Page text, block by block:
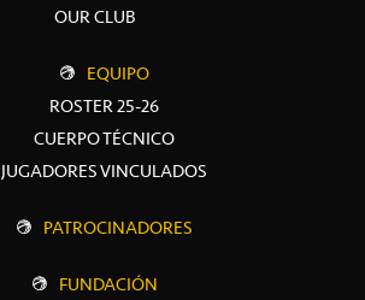
OUR CLUB
EQUIPO
ROSTER 25-26
CUERPO TÉCNICO
JUGADORES VINCULADOS
PATROCINADORES
FUNDACIÓN